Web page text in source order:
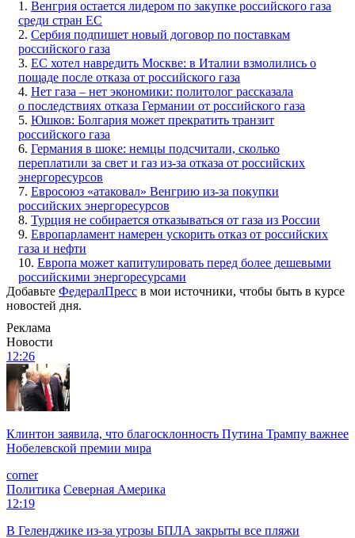
1. Венгрия остается лидером по закупке российского газа
среди стран ЕС
2. Сербия подпишет новый договор по поставкам
российского газа
3. EC хотел навредить Москве: в Италии взмолились о
пощаде после отказа от российского газа
4. Нет газа – нет экономики: политолог рассказала
о последствиях отказа Германии от российского газа
5. Юшков: Болгария может прекратить транзит
российского газа
6. Германия в шоке: немцы подсчитали, сколько
переплатили за свет и газ из-за отказа от российских
энергоресурсов
7. Евросоюз «атаковал» Венгрию из-за покупки
российских энергоресурсов
8. Турция не собирается отказываться от газа из России
9. Европарламент намерен ускорить отказ от российских
газа и нефти
10. Европа может капитулировать перед более дешевыми
российскими энергоресурсами
Добавьте ФедералПресс в мои источники, чтобы быть в курсе
новостей дня.
Реклама
Новости
12:26
Клинтон заявила, что благосклонность Путина Трампу важнее
Нобелевской премии мира
corner
Политика Северная Америка
12:19
В Геленджике из-за угрозы БПЛА закрыты все пляжи